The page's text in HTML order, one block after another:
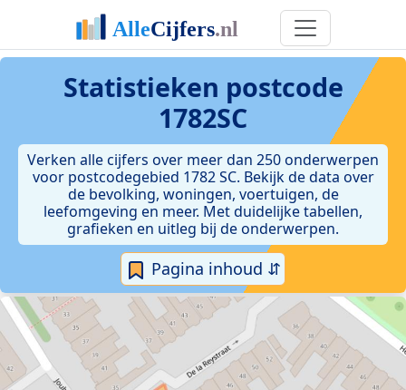
Statistieken postcode
1782SC
Verken alle cijfers over meer dan 250 onderwerpen
voor postcodegebied 1782 SC. Bekijk de data over
de bevolking, woningen, voertuigen, de
leefomgeving en meer. Met duidelijke tabellen,
grafieken en uitleg bij de onderwerpen.
Pagina inhoud ⇵